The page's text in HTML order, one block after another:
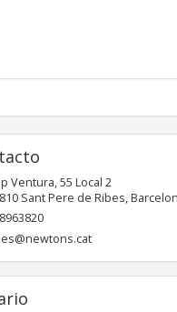
Ventura, 55 Local 2
Sant Pere de Ribes,